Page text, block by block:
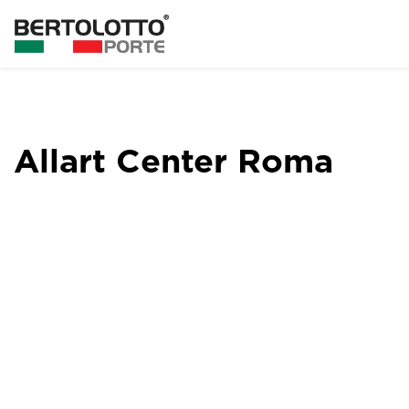
Allart Center Roma